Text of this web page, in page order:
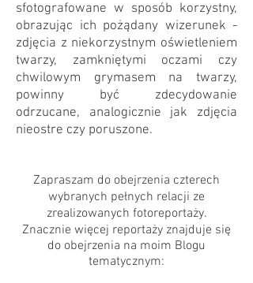
sfotografowane w sposób korzystny,
obrazując ich pożądany wizerunek -
zdjęcia z niekorzystnym oświetleniem
twarzy, zamkniętymi oczami czy
chwilowym grymasem na twarzy,
powinny być zdecydowanie
odrzucane, analogicznie jak zdjęcia
nieostre czy poruszone.
Zapraszam do obejrzenia czterech
wybranych pełnych relacji ze
zrealizowanych fotoreportaży.
Znacznie więcej reportaży znajduje się
do obejrzenia na moim Blogu
tematycznym: